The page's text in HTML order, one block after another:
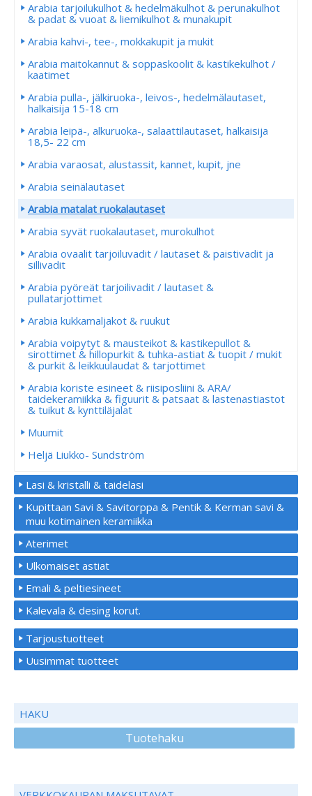
Arabia tarjoilukulhot & hedelmäkulhot & perunakulhot
& padat & vuoat & liemikulhot & munakupit
Arabia kahvi-, tee-, mokkakupit ja mukit
Arabia maitokannut & soppaskoolit & kastikekulhot /
kaatimet
Arabia pulla-, jälkiruoka-, leivos-, hedelmälautaset,
halkaisija 15-18 cm
Arabia leipä-, alkuruoka-, salaattilautaset, halkaisija
18,5- 22 cm
Arabia varaosat, alustassit, kannet, kupit, jne
Arabia seinälautaset
Arabia matalat ruokalautaset
Arabia syvät ruokalautaset, murokulhot
Arabia ovaalit tarjoiluvadit / lautaset & paistivadit ja
sillivadit
Arabia pyöreät tarjoilivadit / lautaset &
pullatarjottimet
Arabia kukkamaljakot & ruukut
Arabia voipytyt & mausteikot & kastikepullot &
sirottimet & hillopurkit & tuhka-astiat & tuopit / mukit
& purkit & leikkuulaudat & tarjottimet
Arabia koriste esineet & riisiposliini & ARA/
taidekeramiikka & figuurit & patsaat & lastenastiastot
& tuikut & kynttiläjalat
Muumit
Heljä Liukko- Sundström
Lasi & kristalli & taidelasi
Kupittaan Savi & Savitorppa & Pentik & Kerman savi &
muu kotimainen keramiikka
Aterimet
Ulkomaiset astiat
Emali & peltiesineet
Kalevala & desing korut.
Tarjoustuotteet
Uusimmat tuotteet
HAKU
Tuotehaku